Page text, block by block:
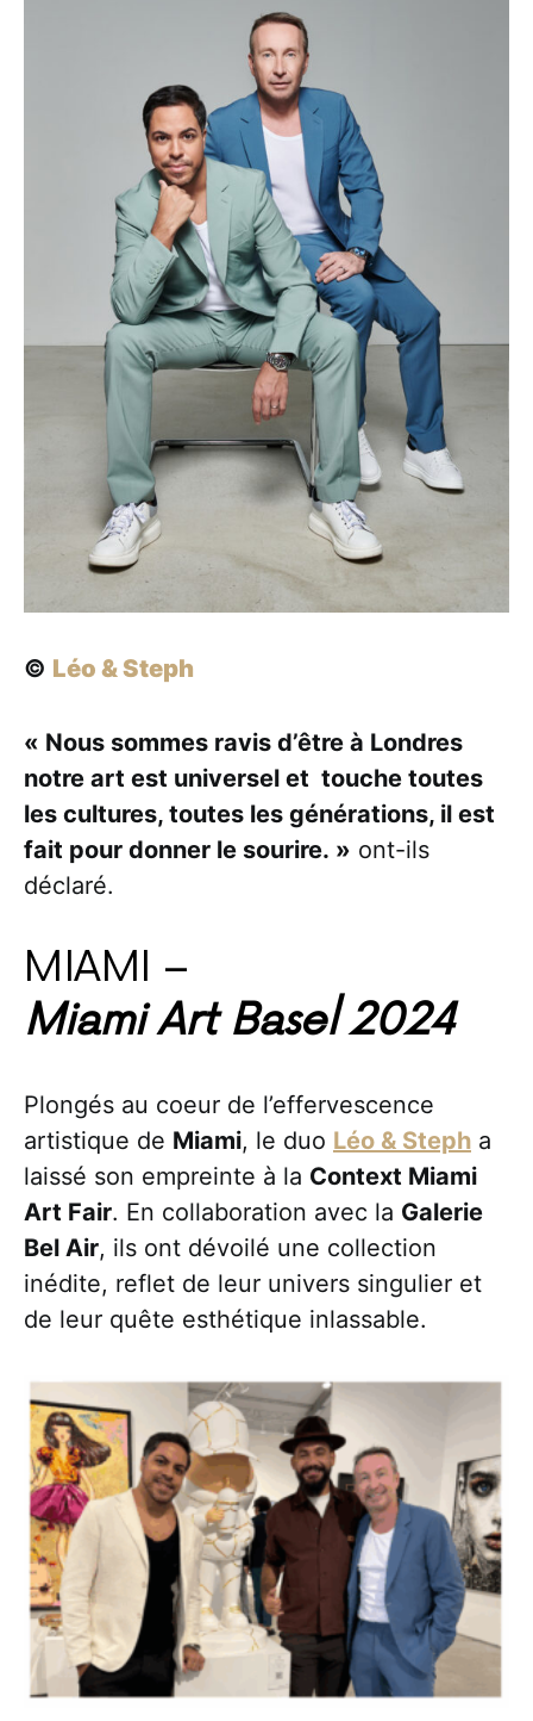
© Léo & Steph
« Nous sommes ravis d’être à Londres
notre art est universel et touche toutes
les cultures, toutes les générations, il est
fait pour donner le sourire. » ont-ils
déclaré.
MIAMI –
Miami Art Basel 2024
Plongés au coeur de l’effervescence
artistique de Miami, le duo Léo & Steph a
laissé son empreinte à la Context Miami
Art Fair. En collaboration avec la Galerie
Bel Air, ils ont dévoilé une collection
inédite, reflet de leur univers singulier et
de leur quête esthétique inlassable.